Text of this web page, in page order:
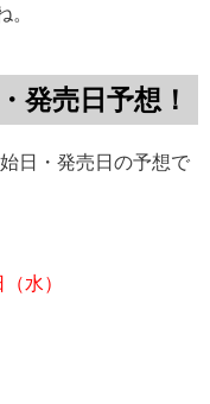
。
発売日予想！
日・発売日の予想で
水）